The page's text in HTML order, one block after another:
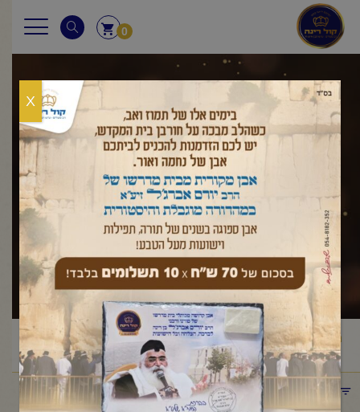
0
שאלות ותשובות
ראשי / שאלות ותשובות/ ראש השנה,חודש אלול/מהם הזמנים
שבהם תוקעים בשופר?
תפריט קטגוריות
X